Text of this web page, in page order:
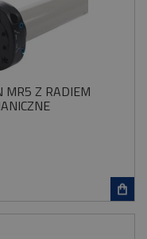
MR5 Z RADIEM